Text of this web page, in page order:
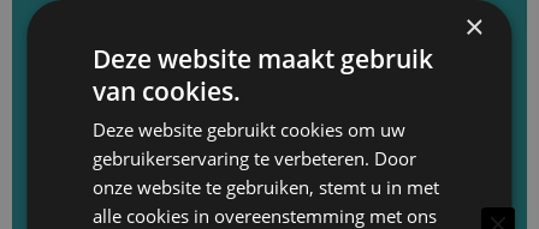
dinsdag rond de lunch een update van het
nieuws van de afgelopen week, de laatste
loopbaanwijzigingen en de recentste
vacatures. Meld u direct aan en ontvang
elke dinsdag de Mr. nieuwsbrief.
×
Deze website maakt gebruik
van cookies.
Deze website gebruikt cookies om uw
gebruikerservaring te verbeteren. Door
onze website te gebruiken, stemt u in met
alle cookies in overeenstemming met ons